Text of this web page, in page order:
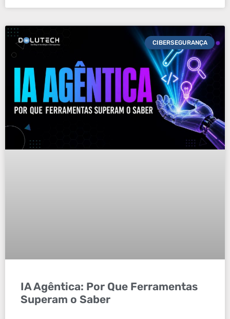
CIBERSEGURANÇA
IA Agêntica: Por Que Ferramentas
Superam o Saber